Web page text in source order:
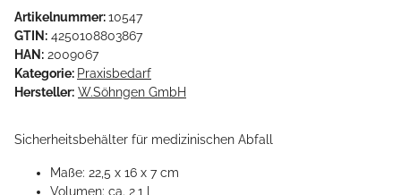
Artikelnummer:10547
GTIN: 4250108803867
HAN: 2009067
Kategorie: Praxisbedarf
Hersteller: W.Söhngen GmbH
Sicherheitsbehälter für medizinischen Abfall
Maße: 22,5 x 16 x 7 cm
Volumen: ca. 2,1 l